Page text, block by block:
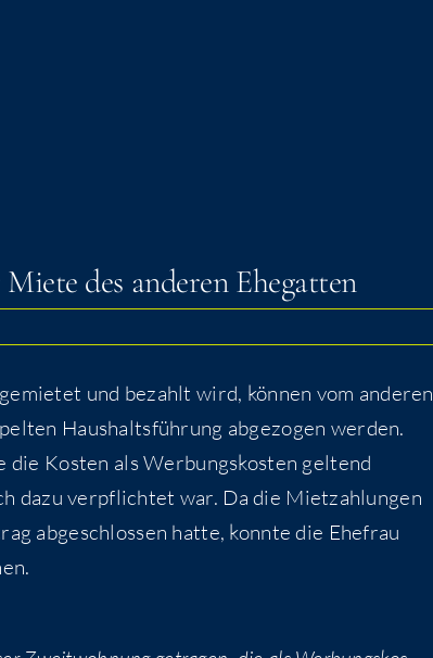
des ande­ren Ehegatten
und bezahlt wird, kön­nen vom ande­ren
Haus­halts­füh­rung abge­zo­gen wer­den.
die Kos­ten als Wer­bungs­kos­ten gel­tend
dazu ver­pflich­tet war. Da die Miet­zah­lun­gen
abge­schlos­sen hat­te, konn­te die Ehe­frau